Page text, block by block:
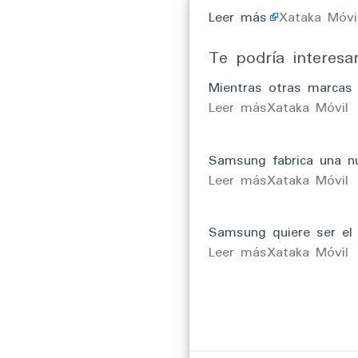
Leer más Xataka
Te podría
Mientras otras
​Leer másXataka Móvil
Samsung fabrica una
​Leer másXataka Móvil
Samsung quiere ser
​Leer másXataka Móvil